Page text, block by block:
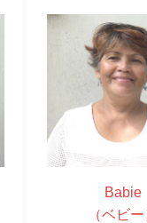
Babie
（ベビー